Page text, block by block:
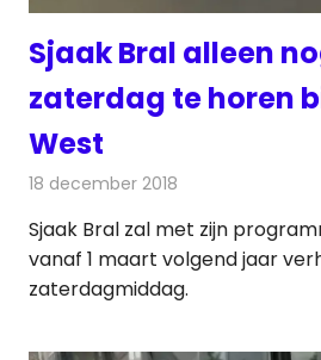
Sjaak Bral alleen
zaterdag te horen
West
18 december 2018
Sjaak Bral zal met zijn
vanaf 1 maart volgend jaar
zaterdagmiddag.